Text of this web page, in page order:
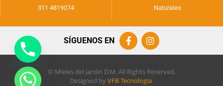
311 4819074
Naturales
SÍGUENOS EN
© Mieles del Jardin D.M. All Rights Reserved.
Designed by VFB Tecnologia.